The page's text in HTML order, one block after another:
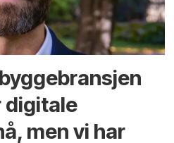
digitale
men vi har